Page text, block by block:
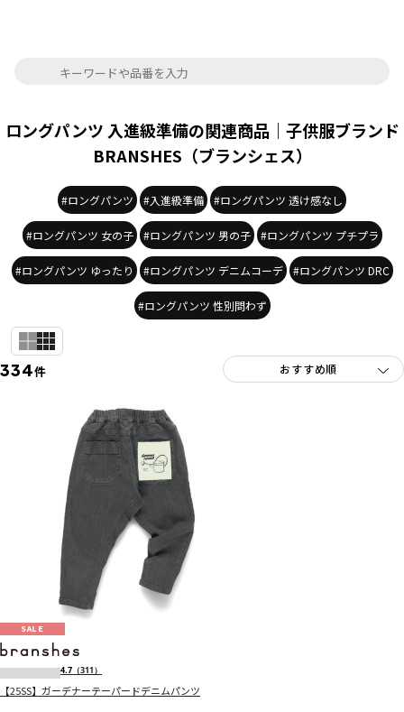
ロングパンツ 入進級準備の関連商品｜子供服ブランド
BRANSHES（ブランシェス）
#ロングパンツ #入進級準備 #ロングパンツ 透け感なし
#ロングパンツ 女の子 #ロングパンツ 男の子 #ロングパンツ プチプラ
#ロングパンツ ゆったり #ロングパンツ デニムコーデ #ロングパンツ DRC
#ロングパンツ 性別問わず
334件
SALE
4.7 （311）
【25SS】ガーデナーテーパードデニムパンツ